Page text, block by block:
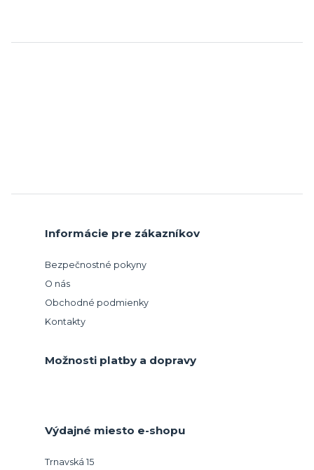
Informácie pre zákazníkov
Bezpečnostné pokyny
O nás
Obchodné podmienky
Kontakty
Možnosti platby a dopravy
Výdajné miesto e-shopu
Trnavská 15